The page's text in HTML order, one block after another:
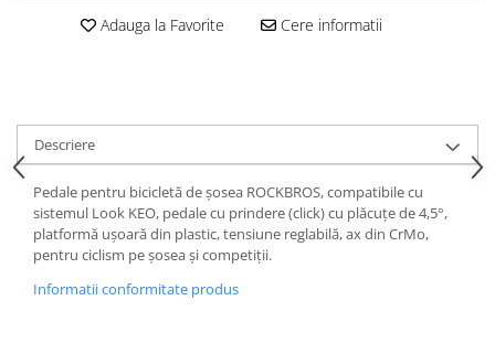
Adauga la Favorite Cere informatii
Descriere
Pedale pentru bicicletă de șosea ROCKBROS, compatibile cu
sistemul Look KEO, pedale cu prindere (click) cu plăcuțe de 4,5°,
platformă ușoară din plastic, tensiune reglabilă, ax din CrMo,
pentru ciclism pe șosea și competiții.
Informatii conformitate produs